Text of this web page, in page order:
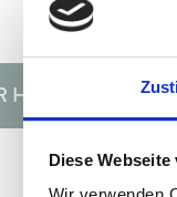
Diese
HINZUFÜGEN